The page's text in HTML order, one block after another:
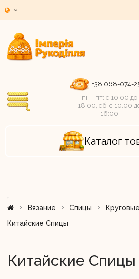
+38 068-074-
пн - пт: c 10.00 до
18.00, сб: c 10.00
16:00
Каталог
Вязание Спицы
Круговые
Китайские Спицы
Китайские Спицы